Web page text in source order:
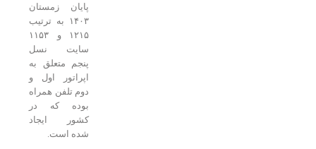
پایان زمستان
۱۴۰۳ به ترتیب
۱۲۱۵ و ۱۱۵۳
سایت نسل
پنجم متعلق به
اپراتور اول و
دوم تلفن همراه
بوده که در
کشور ایجاد
شده است.